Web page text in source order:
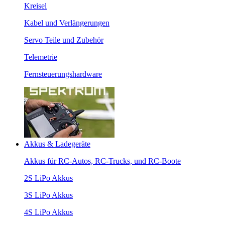
Kreisel
Kabel und Verlängerungen
Servo Teile und Zubehör
Telemetrie
Fernsteuerungshardware
Akkus & Ladegeräte
Akkus für RC-Autos, RC-Trucks, und RC-Boote
2S LiPo Akkus
3S LiPo Akkus
4S LiPo Akkus